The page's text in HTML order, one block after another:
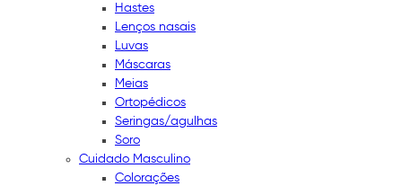
Hastes
Lenços nasais
Luvas
Máscaras
Meias
Ortopédicos
Seringas/agulhas
Soro
Cuidado Masculino
Colorações